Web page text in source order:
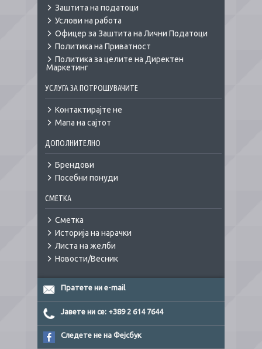
Заштита на податоци
Услови на работа
Офицер за Заштита на Лични Податоци
Политика на Приватност
Политика за целите на Директен
Маркетинг
УСЛУГА ЗА ПОТРОШУВАЧИТЕ
Контактирајте не
Мапа на сајтот
ДОПОЛНИТЕЛНО
Брендови
Посебни понуди
СМЕТКА
Сметка
Историја на нарачки
Листа на желби
Новости/Весник
Пратете ни e-mail
Јавете ни се: +389 2 614 7644
Следете не на Фејсбук